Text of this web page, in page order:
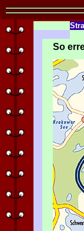
So